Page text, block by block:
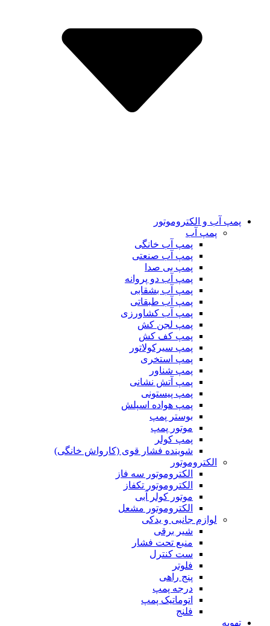
پمپ آب و الکتروموتور
پمپ آب
پمپ آب خانگی
پمپ آب صنعتی
پمپ بی صدا
پمپ آب دو پروانه
پمپ آب بشقابی
پمپ آب طبقاتی
پمپ آب کشاورزی
پمپ لجن کش
پمپ کف کش
پمپ سیرکولاتور
پمپ استخری
پمپ شناور
پمپ آتش نشانی
پمپ پیستونی
پمپ هواده اسپلش
بوستر پمپ
موتور پمپ
پمپ کولر
شوینده فشار قوی (کارواش خانگی)
الکتروموتور
الکتروموتور سه فاز
الکتروموتور تکفاز
موتور کولر آبی
الکتروموتور مشعل
لوازم جانبی و یدکی
شیر برقی
منبع تحت فشار
ست کنترل
فلوتر
پنج راهی
درجه پمپ
اتوماتیک پمپ
فلنج
تهویه